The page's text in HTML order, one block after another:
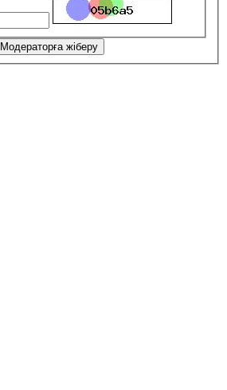
Модераторға жіберу